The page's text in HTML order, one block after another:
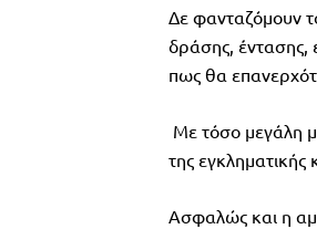
Δε φανταζόμουν
δράσης, έντασης,
πως θα
Με τόσο μεγάλη
της
Ασφαλώς και η